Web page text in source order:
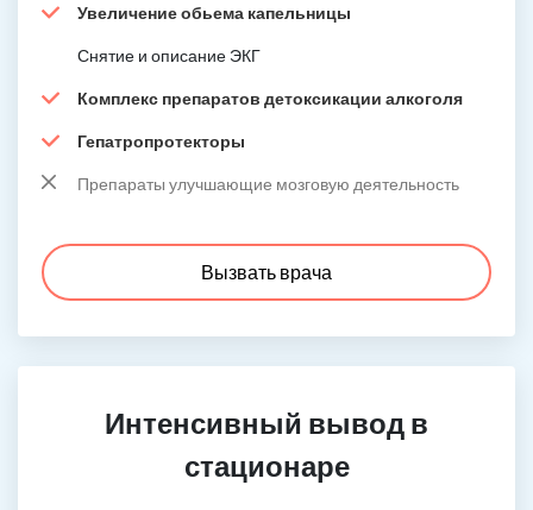
Увеличение обьема капельницы
Снятие и описание ЭКГ
Комплекс препаратов детоксикации алкоголя
Гепатропротекторы
Препараты улучшающие мозговую деятельность
Вызвать врача
Интенсивный вывод в
стационаре